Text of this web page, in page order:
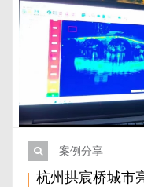
案例分享
杭州拱宸桥城市